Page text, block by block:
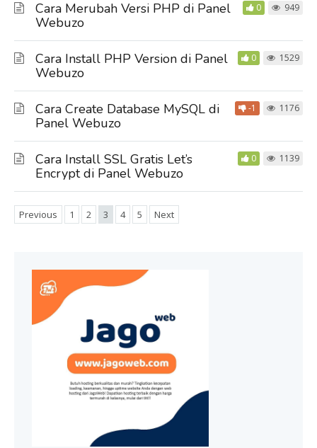
Cara Merubah Versi PHP di Panel
Webuzo
0 949
Cara Install PHP Version di Panel
Webuzo
0 1529
Cara Create Database MySQL di
Panel Webuzo
-1 1176
Cara Install SSL Gratis Let’s
Encrypt di Panel Webuzo
0 1139
Previous 1 2 3 4 5 Next